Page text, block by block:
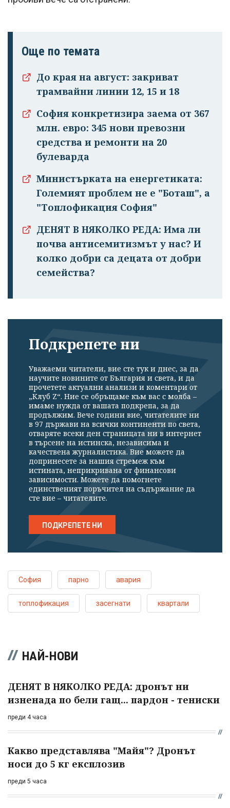
Успешно
излязохте от
профила си!
Още по темата
До края на август: закриват
трамвайни линии 12, 15 и 18
София конкретизира заема от 367
млн. евро: 345 нови превозни
средства и ремонти на 20
булеварда
Министърката на енергетиката:
Големият проблем не е "Боташ", а
"Топлофикация София"
ДЕНЯТ В НЯКОЛКО РЕДА: Има ли
почва антисемитизмът у нас? И
колко добри са децата от добри
семейства?
Подкрепете ни
Уважаеми читатели, вие сте тук и днес, за да
научите новините от България и света, и да
прочетете актуални анализи и коментари от
„Клуб Z“. Ние се обръщаме към вас с молба –
имаме нужда от вашата подкрепа, за да
продължим. Вече години вие, читателите ни
в 97 държави на всички континенти по света,
отваряте всеки ден страницата ни в интернет
в търсене на истинска, независима и
качествена журналистика. Вие можете да
допринесете за нашия стремеж към
истината, неприкривана от финансови
зависимости. Можете да помогнете
единственият поръчител на съдържание да
сте вие – читателите.
ПОДКРЕПЕТЕ НИ
София парно авария
топлофикация засегнати квартали
НАЙ-НОВИ
ДЕНЯТ В НЯКОЛКО РЕДА: дронът ни
изненада по бели гащ... пардон - тениски
преди 4 часа
Какво представлява "Майя"? Дронът
носи до 5 кг експлозив
преди 5 часа